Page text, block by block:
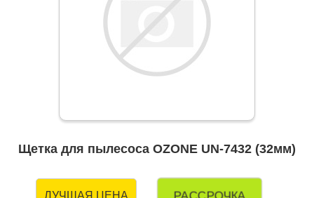
Щетка для пылесоса OZONE UN-7432 (32мм)